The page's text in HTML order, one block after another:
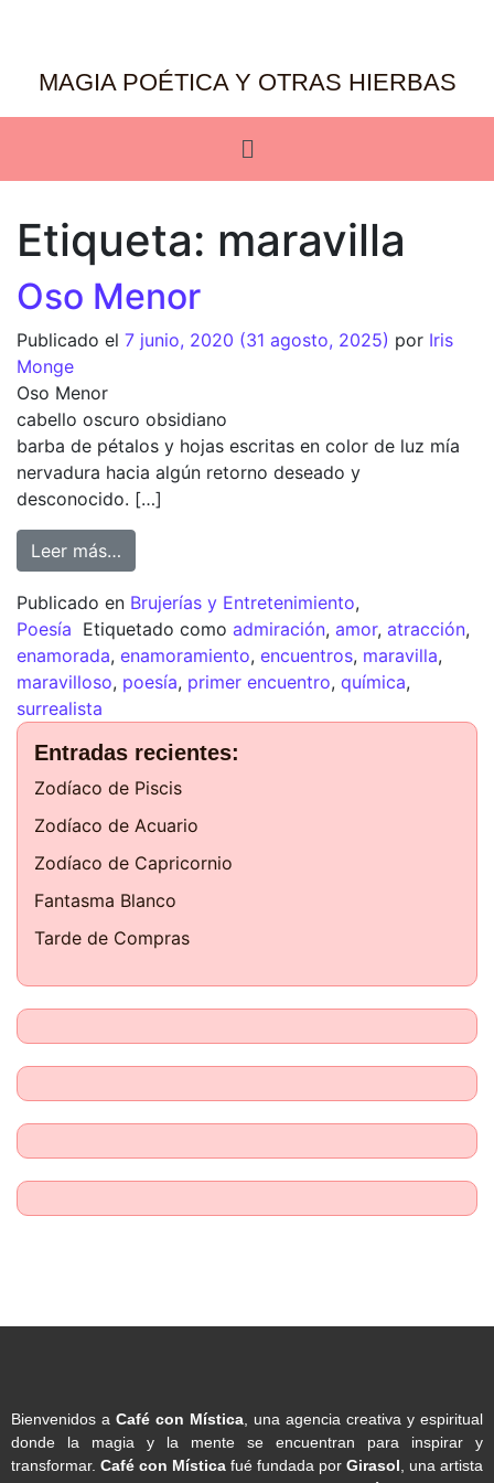
MAGIA POÉTICA Y OTRAS HIERBAS
Etiqueta: maravilla
Oso Menor
Publicado el 7 junio, 2020 (31 agosto, 2025) por Iris
Monge
Oso Menor
cabello oscuro obsidiano
barba de pétalos y hojas escritas en color de luz mía
nervadura hacia algún retorno deseado y
desconocido. […]
Leer más…
Publicado en Brujerías y Entretenimiento,
Poesía Etiquetado como admiración, amor, atracción,
enamorada, enamoramiento, encuentros, maravilla,
maravilloso, poesía, primer encuentro, química,
surrealista
Entradas recientes:
Zodíaco de Piscis
Zodíaco de Acuario
Zodíaco de Capricornio
Fantasma Blanco
Tarde de Compras
Bienvenidos a Café con Mística, una agencia creativa y espiritual
donde la magia y la mente se encuentran para inspirar y
transformar. Café con Mística fué fundada por Girasol, una artista